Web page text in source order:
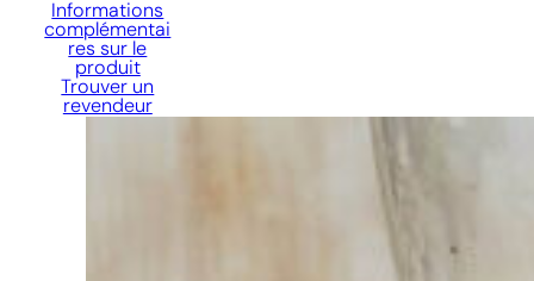
Informations
complémentai
res sur le
produit
Trouver un
revendeur